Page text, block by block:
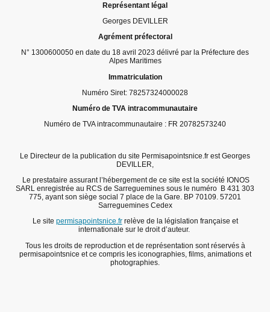
Représentant légal
Georges DEVILLER
Agrément préfectoral
N° 1300600050 en date du 18 avril 2023 délivré par la Préfecture des
Alpes Maritimes
Immatriculation
Numéro Siret: 78257324000028
Numéro de TVA intracommunautaire
Numéro de TVA intracommunautaire : FR 20782573240
Le Directeur de la publication du site Permisapointsnice.fr est Georges
DEVILLER,
Le prestataire assurant l’hébergement de ce site est la société IONOS
SARL enregistrée au RCS de Sarreguemines sous le numéro B 431 303
775, ayant son siège social 7 place de la Gare. BP 70109. 57201
Sarreguemines Cedex
Le site permisapointsnice.frrelève de la législation française et
internationale sur le droit d’auteur.
Tous les droits de reproduction et de représentation sont réservés à
permisapointsnice et ce compris les iconographies, films, animations et
photographies.